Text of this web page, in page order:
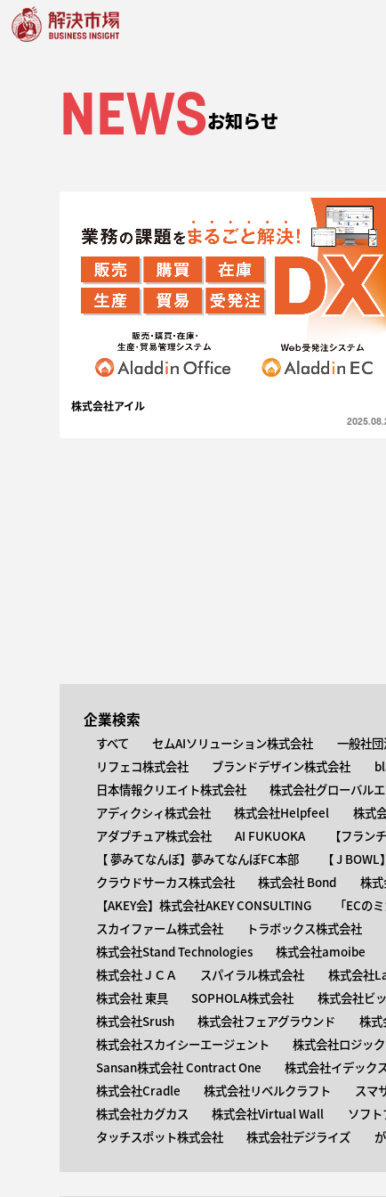
NEWSお知らせ
株式会社アイル
企業検索
すべて セムAIソリューション株式会社 一般社
リフェコ株式会社
ブランドデザイン株式会社
日本情報クリエイト株式会社
株式会社グローバル
アディクシィ株式会社
株式会社Helpfeel 株式
アダプチュア株式会社
AI FUKUOKA 【​フラン
【 ​夢みてなんぼ】夢みてなんぼFC本部
【 ​J
クラウドサーカス株式会社
株式会社 Bond 株
【AKEY会】株式会社AKEY CONSULTING
「ECの
スカイファーム株式会社
トラボックス株式会社
株式会社Stand Technologies
株式会社amoibe
株式会社ＪＣＡ
スパイラル株式会社 株式会社
株式会社 東具
SOPHOLA株式会社 株式会社ビ
株式会社Srush
株式会社フェアグラウンド 株式
株式会社スカイシーエージェント
株式会社ロジッ
Sansan株式会社 Contract One
株式会社イデック
株式会社Cradle
株式会社リベルクラフト スマ
株式会社カグカス
株式会社Virtual Wall ソフ
タッチスポット株式会社
株式会社デジライズ